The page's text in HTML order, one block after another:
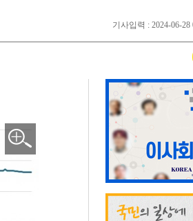
기사입력 : 2024-06-28